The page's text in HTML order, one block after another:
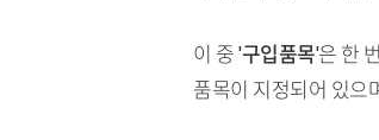
이 중 '구입품목'은 한
품목이 지정되어 있으